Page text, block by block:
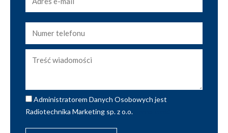
Administratorem Danych Osobowych jest
Radiotechnika Marketing sp. z o.o.